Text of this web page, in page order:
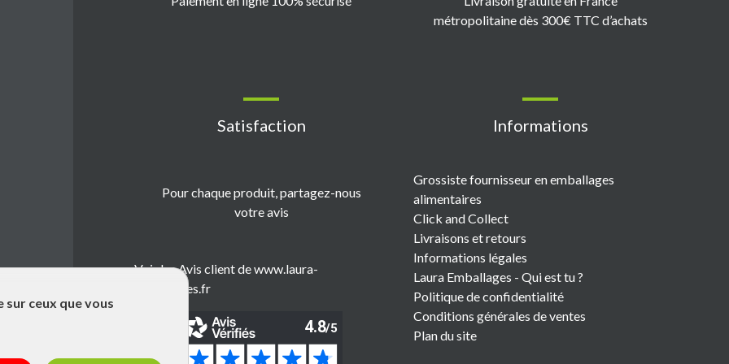
métropolitaine dès 300€ TTC d’achats
Satisfaction
Pour chaque produit, partagez-nous
votre avis
Voir les Avis client de www.laura-
emballages.fr
Informations
Grossiste fournisseur en emballages
alimentaires
Click and Collect
Livraisons et retours
Informations légales
Laura Emballages - Qui est tu ?
Politique de confidentialité
Conditions générales de ventes
Plan du site
ceux que vous